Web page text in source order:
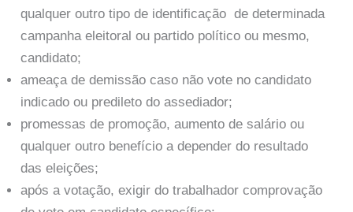
qualquer outro tipo de identificação de determinada
campanha eleitoral ou partido político ou mesmo,
candidato;
ameaça de demissão caso não vote no candidato
indicado ou predileto do assediador;
promessas de promoção, aumento de salário ou
qualquer outro benefício a depender do resultado
das eleições;
após a votação, exigir do trabalhador comprovação